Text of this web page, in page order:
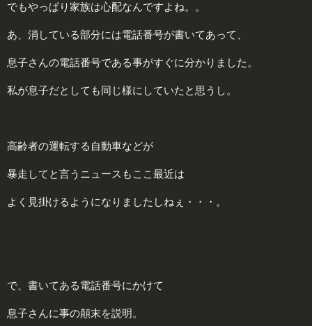
でもやっぱり家族は心配なんですよね。。
あ、消している部分には電話番号が書いてあって、
息子さんの電話番号である事がすぐに分かりました。
私が息子だとしても同じ様にしていたと思うし。
高齢者の運転する自動車などが
暴走してと言うニュースもここ最近は
よく見掛けるようになりましたしねぇ・・・。
で、書いてある電話番号にかけて
息子さんに事の顛末を説明。